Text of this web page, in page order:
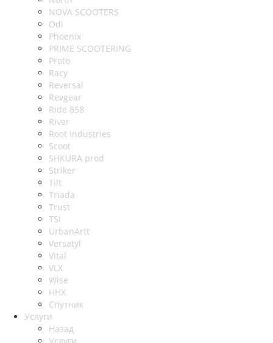
NOVA SCOOTERS
Odi
Phoenix
PRIME SCOOTERING
Proto
Racy
Reversal
Revgear
Ride 858
River
Root Industries
Scoot
SHKURA рrоd
Striker
Tilt
Triada
Trust
TSI
UrbanArtt
Versatyl
Vital
VLX
Wise
ННХ
Спутник
Услуги
Назад
Услуги